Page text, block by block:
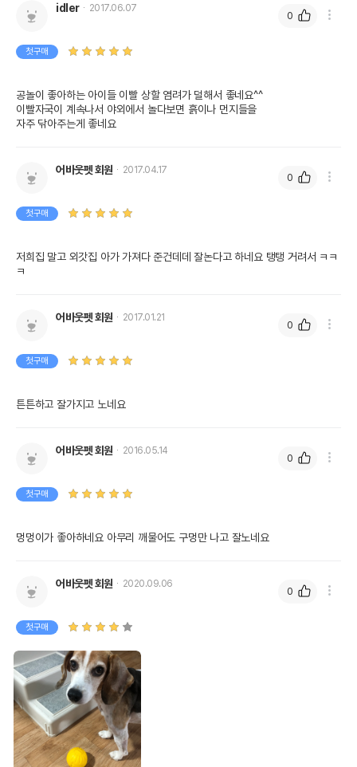
품명 및 모델명 스타마크 판타스틱 폼볼 옐로우 L
받았음을 확인할수 있는
제조국 또는 원산지 중국OEM
AS책임자와 전화번호
전화번호
유통기한
idler 2017.06.07
첫구매
공놀이 좋아하는 아이들 이빨 상할 염려가 덜해서 좋네요^^
이빨자국이 계속나서 야외에서 놀다보면 흙이나 먼지들을
자주 닦아주는게 좋네요
0
어바웃펫 회원 2017.04.17
첫구매
저희집 말고 외갓집 아가 가져다 준건데데 잘논다고 하네요 탱탱 거려서 ㅋㅋ
ㅋ
0
어바웃펫 회원 2017.01.21
첫구매
튼튼하고 잘가지고 노네요
0
어바웃펫 회원 2016.05.14
첫구매
멍멍이가 좋아하네요 아무리 깨물어도 구멍만 나고 잘노네요
0
어바웃펫 회원 2020.09.06
첫구매
0